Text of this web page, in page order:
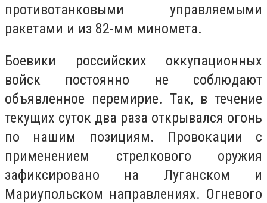
противотанковыми управляемыми
ракетами и из 82-мм миномета.
Боевики российских оккупационных
войск постоянно не соблюдают
объявленное перемирие. Так, в течение
текущих суток два раза открывался огонь
по нашим позициям. Провокации с
применением стрелкового оружия
зафиксировано на Луганском и
Мариупольском направлениях. Огневого